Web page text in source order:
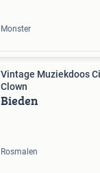
Monster
Vintage Muziekdoos
Clown
Bieden
Rosmalen